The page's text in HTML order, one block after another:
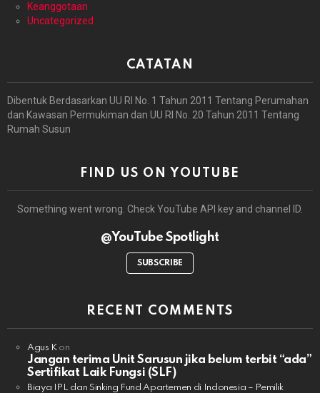
Keanggotaan
Uncategorized
CATATAN
Dibentuk Berdasarkan UU RI No. 1 Tahun 2011 Tentang Perumahan
dan Kawasan Permukiman dan UU RI No. 20 Tahun 2011 Tentang
Rumah Susun
FIND US ON YOUTUBE
Something went wrong. Check YouTube API key and channel ID.
@YouTube Spotlight
SUBSCRIBE
RECENT COMMENTS
Agus Kon
Jangan terima Unit Sarusun jika belum terbit “ada”
Sertifikat Laik Fungsi (SLF)
Biaya IPL dan Sinking Fund Apartemen di Indonesia – Pemilik